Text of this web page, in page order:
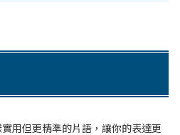
用但更精準的片語，讓你的表達更